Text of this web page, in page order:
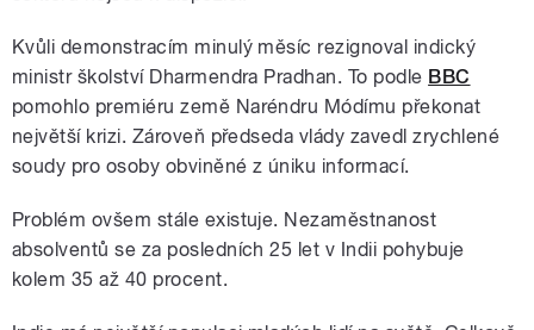
Kvůli demonstracím minulý měsíc rezignoval indický
ministr školství Dharmendra Pradhan. To podle BBC
pomohlo premiéru země Naréndru Módímu překonat
největší krizi. Zároveň předseda vlády zavedl zrychlené
soudy pro osoby obviněné z úniku informací.
Problém ovšem stále existuje. Nezaměstnanost
absolventů se za posledních 25 let v Indii pohybuje
kolem 35 až 40 procent.